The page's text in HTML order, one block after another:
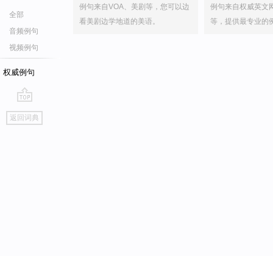
全部
音频例句
视频例句
权威例句
go
top
返回词典
例句来自VOA、美剧等，您可以边
看美剧边学地道的美语。
例句来自权威英文
等，提供最专业的